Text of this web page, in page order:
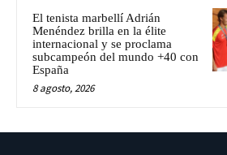
El tenista marbellí Adrián
Menéndez brilla en la élite
internacional y se proclama
subcampeón del mundo +40 con
España
8 agosto, 2026